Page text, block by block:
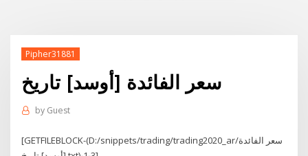
Pipher31881
سعر الفائدة [أوسد] تاريخ
by Guest
[GETFILEBLOCK-(D:/snippets/trading/trading2020_ar/سعر الفائدة